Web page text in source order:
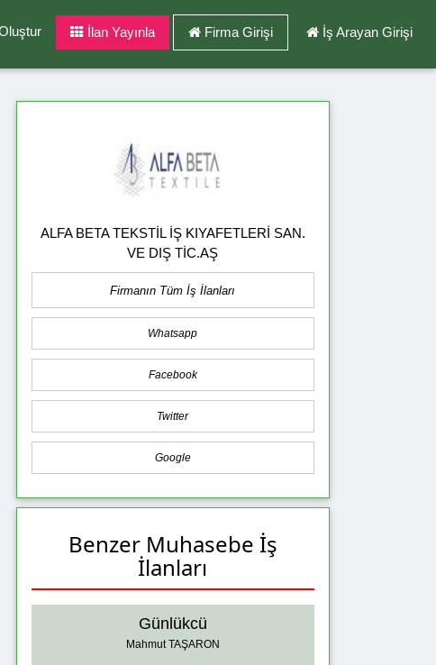
İlan Yayınla Firma Girişi İş Arayan Girişi
ALFA BETA TEKSTİL İŞ KIYAFETLERİ SAN.
VE DIŞ TİC.AŞ
Firmanın Tüm İş İlanları
Whatsapp
Facebook
Twitter
Google
Benzer Muhasebe İş
İlanları
Günlükcü
Mahmut TAŞARON